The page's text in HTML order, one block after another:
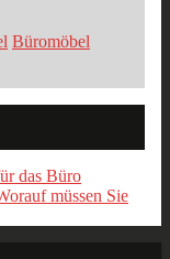
Büromöbel
das Büro
müssen Sie